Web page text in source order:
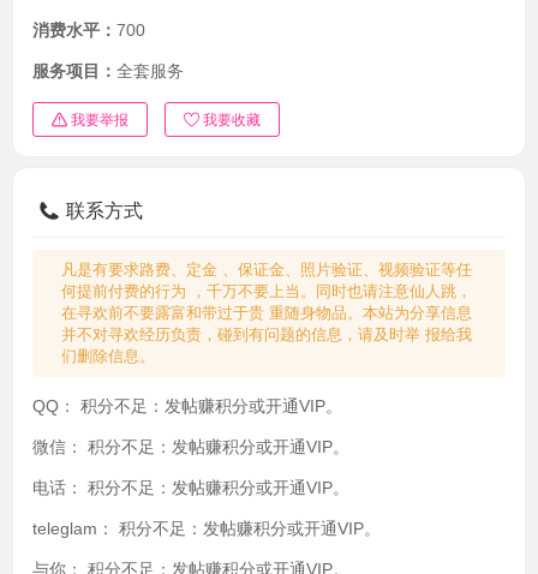
消费水平： 700
服务项目： 全套服务
我要举报 我要收藏
联系方式
凡是有要求路费、定金 、保证金、照片验证、视频验证等任
何提前付费的行为 ，千万不要上当。同时也请注意仙人跳，
在寻欢前不要露富和带过于贵 重随身物品。本站为分享信息
并不对寻欢经历负责，碰到有问题的信息，请及时举 报给我
们删除信息。
QQ： 积分不足：发帖赚积分或开通VIP。
微信： 积分不足：发帖赚积分或开通VIP。
电话： 积分不足：发帖赚积分或开通VIP。
teleglam： 积分不足：发帖赚积分或开通VIP。
与你： 积分不足：发帖赚积分或开通VIP。